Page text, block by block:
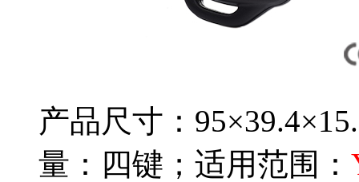
产品尺寸：
量：四键；适用范围：